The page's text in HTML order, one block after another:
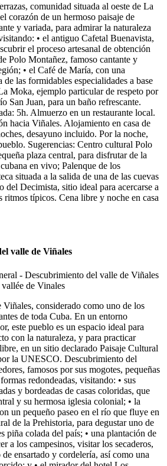
comunidad situada al oeste de La
corazón de un hermoso paisaje de
y variada, para admirar la naturaleza
• el antiguo Cafetal Buenavista,
el proceso artesanal de obtención
Polo Montañez, famoso cantante y
• el Café de María, con una
de las formidables especialidades a base
Moka, ejemplo particular de respeto por
San Juan, para un baño refrescante.
5h. Almuerzo en un restaurante local.
hacia Viñales. Alojamiento en casa de
desayuno incluido. Por la noche,
Sugerencias: Centro cultural Polo
plaza central, para disfrutar de la
en vivo; Palenque de los
situada a la salida de una de las cuevas
del Decimista, sitio ideal para acercarse a
ritmos típicos. Cena libre y noche en casa
valle de Viñales
considerado como uno de los
de toda Cuba. En un entorno
este pueblo es un espacio ideal para
con la naturaleza, y para practicar
en un sitio declarado Paisaje Cultural
la UNESCO. Descubrimiento del
famosos por sus mogotes, pequeñas
redondeadas, visitando: • sus
y bordeadas de casas coloridas, que
y su hermosa iglesia colonial; • la
un pequeño paseo en el río que fluye en
de la Prehistoria, para degustar uno de
piña colada del país; • una plantación de
a los campesinos, visitar los secaderos,
ensartado y cordelería, así como una